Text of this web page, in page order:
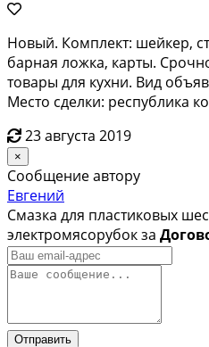
Новый. Комплект: шейкер,
барная ложка, карты.
товары для кухни. Вид
Место сделки: республика
23 августа 2019
×
Сообщение автору
Евгений
Смазка для пластиковых
электромясорубок за
Отправить